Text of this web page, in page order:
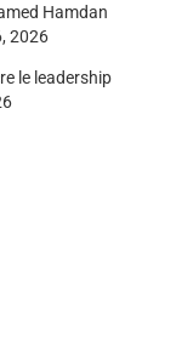
Hamdan
2026
le leadership